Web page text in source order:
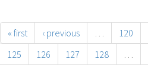
« first ‹ previous 120
125
126 127 128